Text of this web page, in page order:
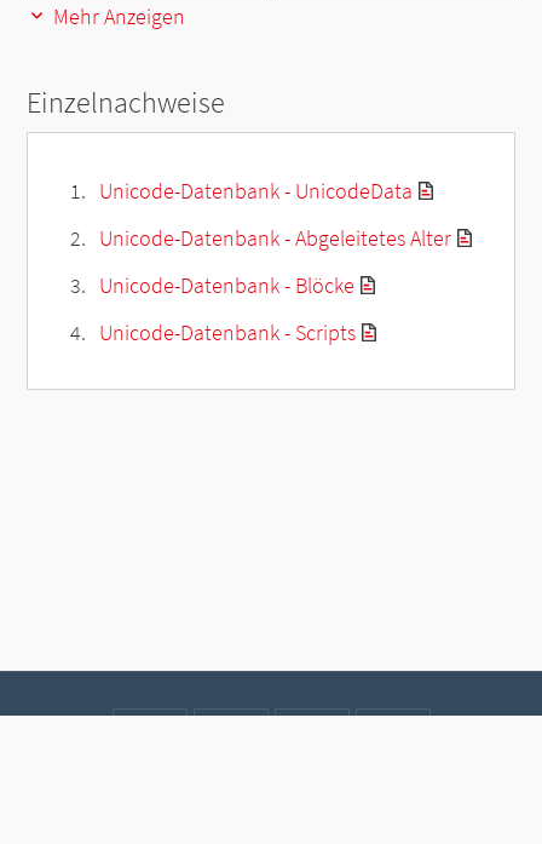
Mehr Anzeigen
Einzelnachweise
Unicode-Datenbank - UnicodeData
Unicode-Datenbank - Abgeleitetes Alter
Unicode-Datenbank - Blöcke
Unicode-Datenbank - Scripts